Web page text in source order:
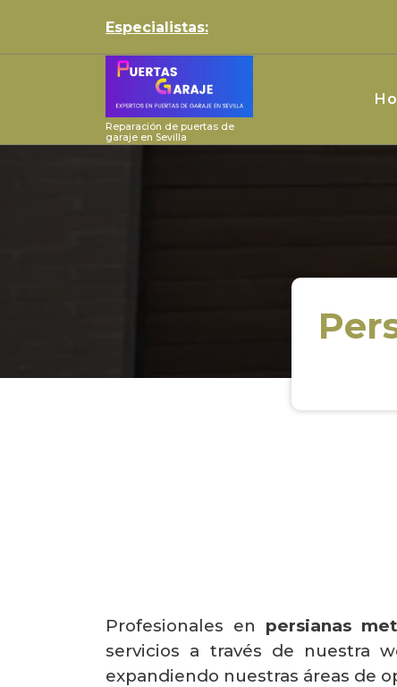
content
Especialistas:
Reparación de puertas de
garaje en Sevilla
Profesionales en persianas
servicios a través de nuestra
expandiendo nuestras áreas de